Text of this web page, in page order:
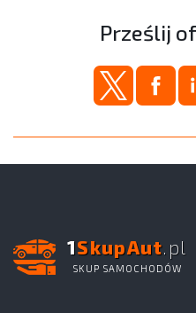
Prześlij
1SkupAut.pl
SKUP SAMOCHODÓW